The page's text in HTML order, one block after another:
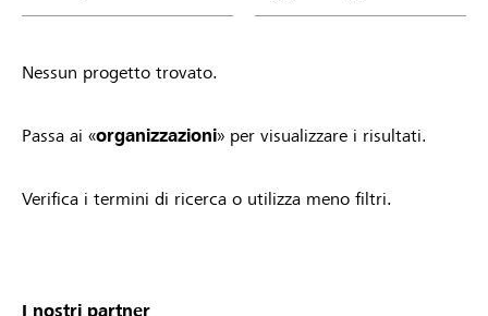
Nessun progetto trovato.
Passa ai «organizzazioni» per visualizzare i risultati.
Verifica i termini di ricerca o utilizza meno filtri.
I nostri partner